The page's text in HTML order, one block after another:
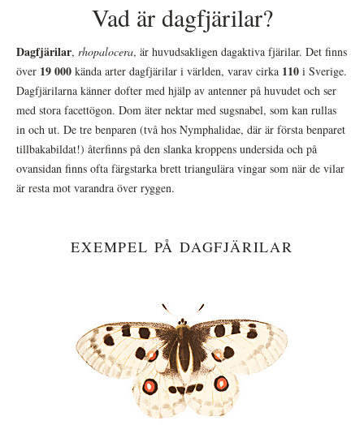
Vad är dagfjärilar?
Dagfjärilar, rhopalocera, är huvudsakligen dagaktiva fjärilar. Det finns
över 19 000 kända arter dagfjärilar i världen, varav cirka 110 i Sverige.
Dagfjärilarna känner dofter med hjälp av antenner på huvudet och ser
med stora facettögon. Dom äter nektar med sugsnabel, som kan rullas
in och ut. De tre benparen (två hos Nymphalidae, där är första benparet
tillbakabildat!) återfinns på den slanka kroppens undersida och på
ovansidan finns ofta färgstarka brett triangulära vingar som när de vilar
är resta mot varandra över ryggen.
EXEMPEL PÅ DAGFJÄRILAR